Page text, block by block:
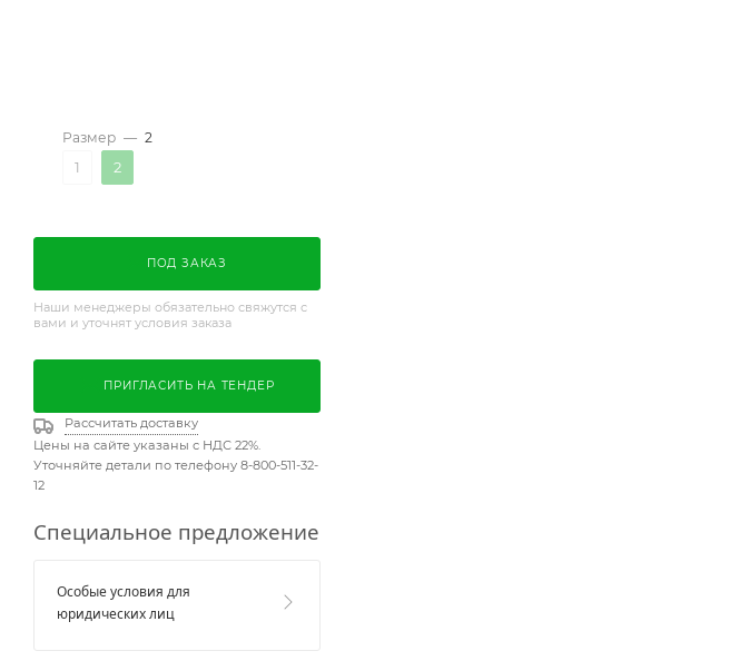
Размер — 2
1 2
ПОД ЗАКАЗ
Наши менеджеры обязательно свяжутся с
вами и уточнят условия заказа
ПРИГЛАСИТЬ НА ТЕНДЕР
Рассчитать доставку
Цены на сайте указаны с НДС 22%.
Уточняйте детали по телефону 8-800-511-32-
12
Специальное предложение
Особые условия для
юридических лиц